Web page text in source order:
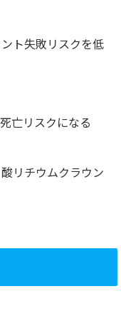
ト失敗リスクを低
亡リスクになる
リチウムクラウン